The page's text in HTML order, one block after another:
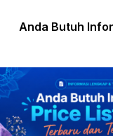
Anda Butuh